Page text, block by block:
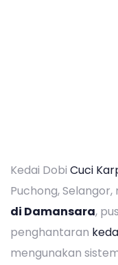
Kedai Dobi Cuci
Puchong,
di Damansara,
penghantaran
mengunakan